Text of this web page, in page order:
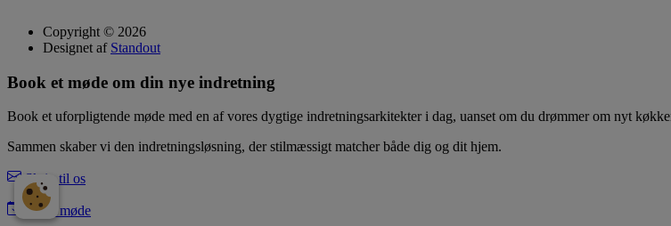
Copyright © 2026
Designet af Standout
Book et møde om din nye indretning
Book et uforpligtende møde med en af vores dygtige indretningsarkitekter i dag, uanset om du drømmer om nyt
Sammen skaber vi den indretningsløsning, der stilmæssigt matcher både dig og dit hjem.
Skriv til os
Book møde